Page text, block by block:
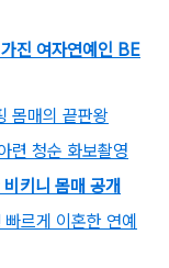
진 여자연예인 BE
몸매의 끝판왕
련 청순 화보촬영
키니 몸매 공개
르게 이혼한 연예